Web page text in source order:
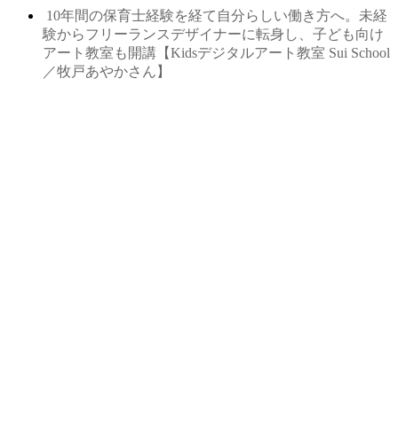
10年間の保育士経験を経て自分らしい働き方へ。未経
験からフリーランスデザイナーに転身し、子ども向け
アート教室も開講【Kidsデジタルアート教室 Sui School
／牧戸あやかさん】